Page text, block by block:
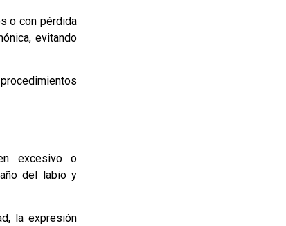
o con pérdida
evitando
excesivo o
del labio y
la expresión